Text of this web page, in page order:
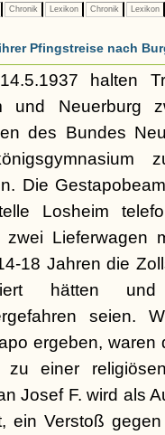
Chronik Lexikon Chronik Lexikon
Pfingstreise nach
halten
und Neuerburg
des Bundes
Die
Losheim
zwei Lieferwagen
18 Jahren die
hätten
seien.
ergeben, waren
zu einer
Josef F. wird als
ein Verstoß